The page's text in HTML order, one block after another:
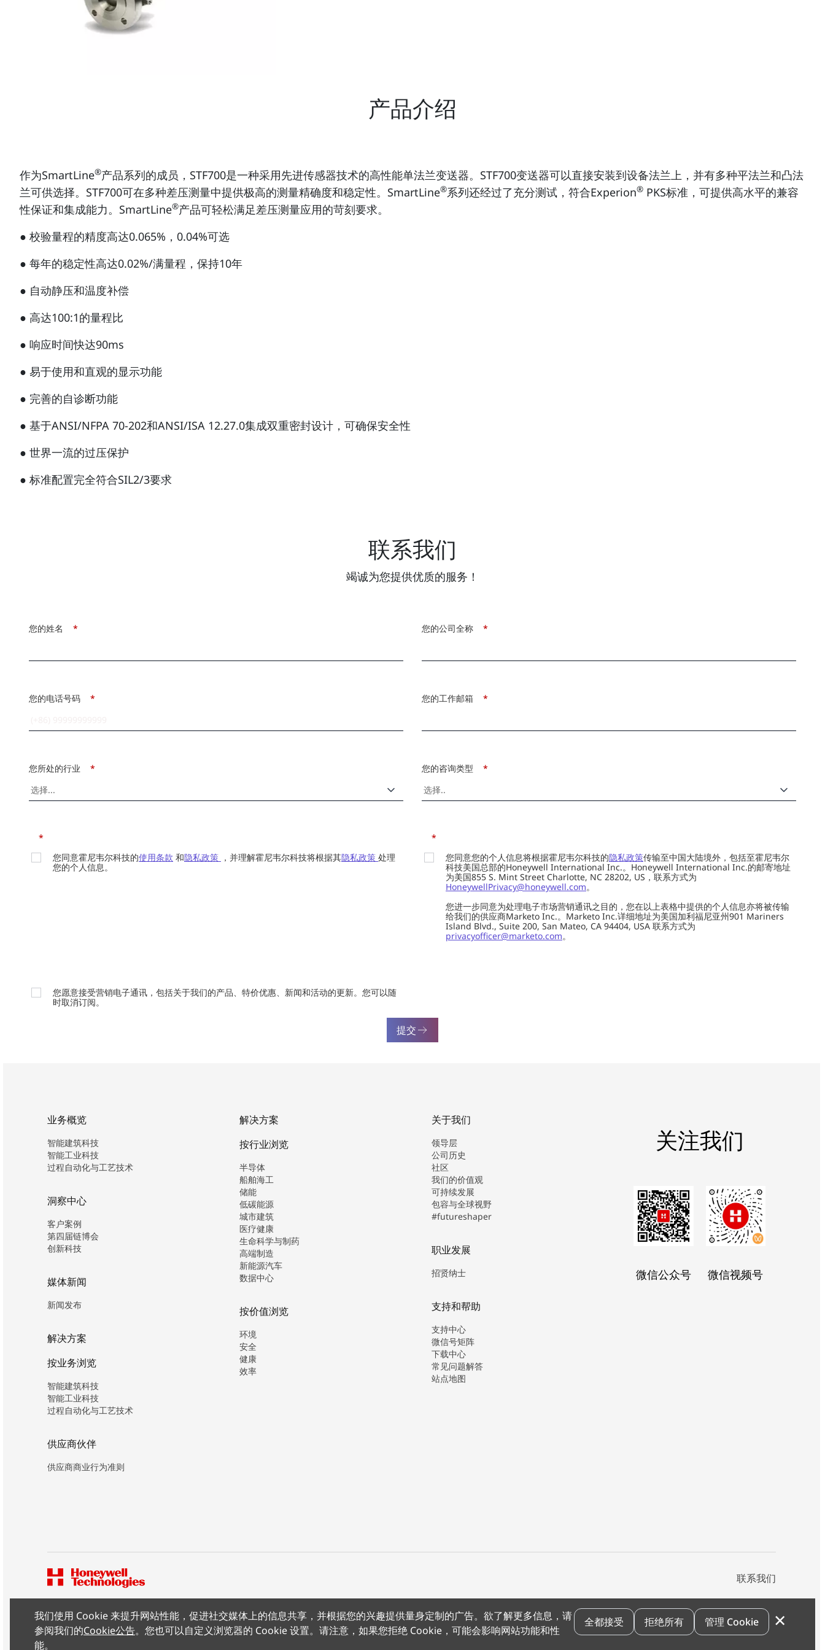
产品介绍
作为SmartLine®产品系列的成员，STF700是一种采用先进传感器技术的高性能单法兰变送器。STF700变送器可以直接安装到设备法兰上，并有多种平法兰和凸法
兰可供选择。STF700可在多种差压测量中提供极高的测量精确度和稳定性。SmartLine®系列还经过了充分测试，符合Experion® PKS标准，可提供高水平的兼容
性保证和集成能力。SmartLine®产品可轻松满足差压测量应用的苛刻要求。
● 校验量程的精度高达0.065%，0.04%可选
● 每年的稳定性高达0.02%/满量程，保持10年
● 自动静压和温度补偿
● 高达100:1的量程比
● 响应时间快达90ms
● 易于使用和直观的显示功能
● 完善的自诊断功能
● 基于ANSI/NFPA 70-202和ANSI/ISA 12.27.0集成双重密封设计，可确保安全性
● 世界一流的过压保护
● 标准配置完全符合SIL2/3要求
联系我们
竭诚为您提供优质的服务！
*
您的姓名 *
您的公司全称
*
您的电话号码 *
您的工作邮箱
*
您所处的行业 *
您的咨询类型
*
您同意霍尼韦尔科技的使用条款 和隐私政策 ，并理解霍尼韦尔科技将根据其隐私政策 处理
您的个人信息。
*
您同意您的个人信息将根据霍尼韦尔科技的隐私政策传输至中国大陆境外，包括至霍尼韦尔
科技美国总部的Honeywell International Inc.。Honeywell International Inc.的邮寄地址
为美国855 S. Mint Street Charlotte, NC 28202, US，联系方式为
HoneywellPrivacy@honeywell.com。
您进一步同意为处理电子市场营销通讯之目的，您在以上表格中提供的个人信息亦将被传输
给我们的供应商Marketo Inc.。Marketo Inc.详细地址为美国加利福尼亚州901 Mariners
Island Blvd., Suite 200, San Mateo, CA 94404, USA 联系方式为
privacyofficer@marketo.com。
您愿意接受营销电子通讯，包括关于我们的产品、特价优惠、新闻和活动的更新。您可以随
时取消订阅。
提交
我们使用 Cookie 来提升网站性能，促进社交媒体上的信息共享，并根据您的兴趣提供量身定制的广告。欲了解更多信息，请
参阅我们的Cookie公告。您也可以自定义浏览器的 Cookie 设置。请注意，如果您拒绝 Cookie，可能会影响网站功能和性
能。
全都接受 拒绝所有 管理 Cookie ×
业务概览
智能建筑科技
智能工业科技
过程自动化与工艺技术
洞察中心
客户案例
第四届链博会
创新科技
媒体新闻
新闻发布
解决方案
按业务浏览
智能建筑科技
智能工业科技
过程自动化与工艺技术
供应商伙伴
供应商商业行为准则
解决方案
按行业浏览
半导体
船舶海工
储能
低碳能源
城市建筑
医疗健康
生命科学与制药
高端制造
新能源汽车
数据中心
按价值浏览
环境
安全
健康
效率
关于我们
领导层
公司历史
社区
我们的价值观
可持续发展
包容与全球视野
#futureshaper
职业发展
招贤纳士
支持和帮助
支持中心
微信号矩阵
下载中心
常见问题解答
站点地图
关注我们
微信公众号 微信视频号
联系我们
版权所有 ©2026 霍尼韦尔（中国）有限公司 沪公网安备 31011502012180号沪ICP备15008415号条款条约隐私声明 您的隐私选项 霍尼韦尔科技Cookie通知退订 漏洞报告